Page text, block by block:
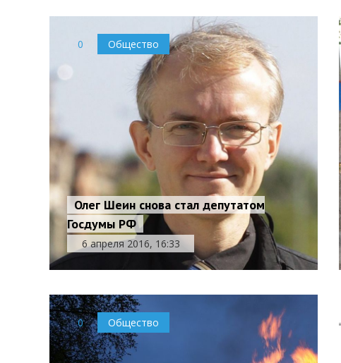
0 Общество
Олег Шеин снова стал депутатом
Госдумы РФ
6 апреля 2016, 16:33
0 Общество